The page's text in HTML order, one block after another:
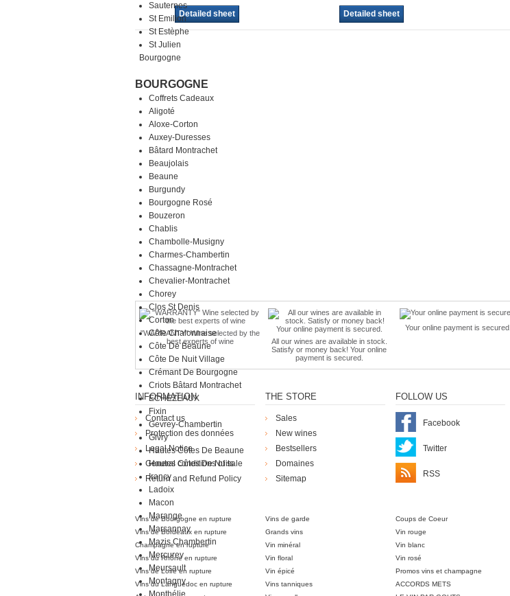
Sauternes
St Emilion
St Estèphe
St Julien
Bourgogne
BOURGOGNE
Coffrets Cadeaux
Aligoté
Aloxe-Corton
Auxey-Duresses
Bâtard Montrachet
Beaujolais
Beaune
Burgundy
Bourgogne Rosé
Bouzeron
Chablis
Chambolle-Musigny
Charmes-Chambertin
Chassagne-Montrachet
Chevalier-Montrachet
Chorey
Clos St Denis
Corton
Côte Chalonnaise
Côte De Beaune
Côte De Nuit Village
Crémant De Bourgogne
Criots Bâtard Montrachet
ECHEZEAUX
Fixin
Gevrey-Chambertin
Givry
Hautes Côtes De Beaune
Hautes Côtes De Nuits
Irancy
Ladoix
Macon
Marange
Marsannay
Mazis Chambertin
Mercurey
Meursault
Montagny
Monthélie
Detailed sheet Detailed sheet
"WARRANTY" Wine selected by the
best experts of wine
All our wines are available in stock.
Satisfy or money back! Your online
payment is secured.
Your online payment is secured.
INFORMATION
Contact us
Protection des données
Legal Notice
General conditions of sale
Return and Refund Policy
THE STORE
Sales
New wines
Bestsellers
Domaines
Sitemap
FOLLOW US
Facebook
Twitter
RSS
Vins de Bourgogne en rupture Vins de garde Coups de Coeur
Vins de Bordeaux en rupture
Grands vins Vin rouge
Champagne en rupture
Vin minéral Vin blanc
Vins du Rhône en rupture
Vin floral Vin rosé
Vins de Loire en rupture
Vin épicé Promos vins et champagne
Vins du Languedoc en rupture
Vins tanniques ACCORDS METS